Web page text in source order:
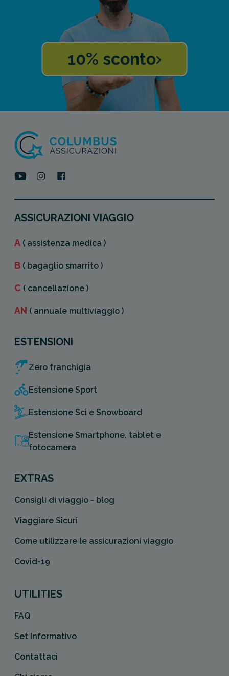
10% sconto
ASSICURAZIONI VIAGGIO
A ( assistenza medica )
B ( bagaglio smarrito )
C ( cancellazione )
AN ( annuale multiviaggio )
ESTENSIONI
Zero franchigia
Estensione Sport
Estensione Sci e Snowboard
Estensione Smartphone, tablet e
fotocamera
EXTRAS
Consigli di viaggio - blog
Viaggiare Sicuri
Come utilizzare le assicurazioni viaggio
Covid-19
UTILITIES
FAQ
Set Informativo
Contattaci